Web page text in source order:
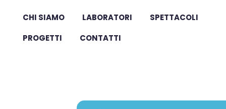
CHI SIAMO LABORATORI
SPETTACOLI
PROGETTI
CONTATTI